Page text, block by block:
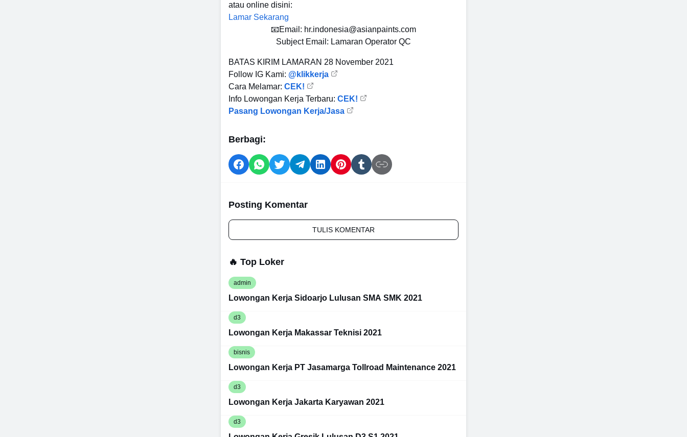
atau online disini:
Lamar Sekarang
📧Email: hr.indonesia@asianpaints.com
Subject Email: Lamaran Operator QC
BATAS KIRIM LAMARAN 28 November 2021
Follow IG Kami: @klikkerja
Cara Melamar: CEK!
Info Lowongan Kerja Terbaru: CEK!
Pasang Lowongan Kerja/Jasa
Berbagi:
Posting Komentar
TULIS KOMENTAR
🔥 Top Loker
admin
Lowongan Kerja Sidoarjo Lulusan SMA SMK 2021
d3
Lowongan Kerja Makassar Teknisi 2021
bisnis
Lowongan Kerja PT Jasamarga Tollroad Maintenance 2021
d3
Lowongan Kerja Jakarta Karyawan 2021
d3